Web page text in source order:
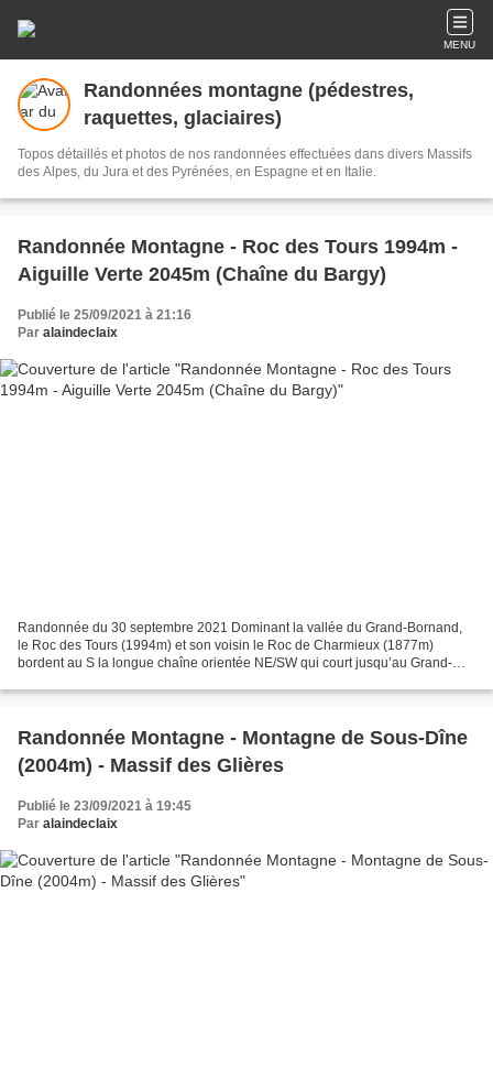
MENU
Randonnées montagne (pédestres,
raquettes, glaciaires)
Topos détaillés et photos de nos randonnées effectuées dans divers Massifs
des Alpes, du Jura et des Pyrénées, en Espagne et en Italie.
Randonnée Montagne - Roc des Tours 1994m -
Aiguille Verte 2045m (Chaîne du Bargy)
Publié le 25/09/2021 à 21:16
Par alaindeclaix
Randonnée du 30 septembre 2021 Dominant la vallée du Grand-Bornand,
le Roc des Tours (1994m) et son voisin le Roc de Charmieux (1877m)
bordent au S la longue chaîne orientée NE/SW qui court jusqu’au Grand-
Randonnée Montagne - Montagne de Sous-Dîne
(2004m) - Massif des Glières
Publié le 23/09/2021 à 19:45
Par alaindeclaix